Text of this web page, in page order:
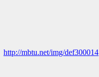
http://mbtu.net/img/def300014